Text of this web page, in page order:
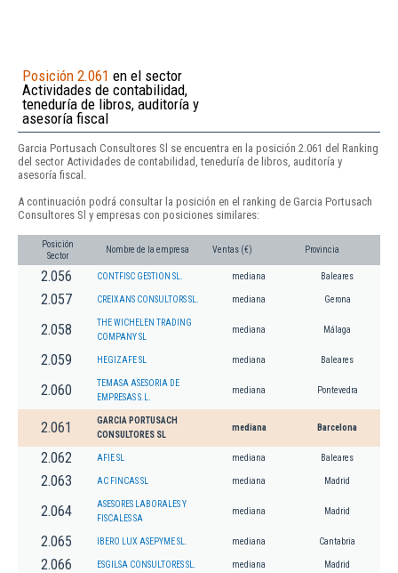
Posición 2.061 en el sector
Actividades de contabilidad,
teneduría de libros, auditoría y
asesoría fiscal
Garcia Portusach Consultores Sl se encuentra en la posición 2.061 del Ranking
del sector Actividades de contabilidad, teneduría de libros, auditoría y
asesoría fiscal.
A continuación podrá consultar la posición en el ranking de Garcia Portusach
Consultores Sl y empresas con posiciones similares:
Posición
Sector
Nombre de la empresa Ventas (€) Provincia
2.056 CONTFISC GESTION SL. mediana Baleares
2.057 CREIXANS CONSULTORS SL. mediana Gerona
2.058
THE WICHELEN TRADING
COMPANY SL
mediana Málaga
2.059 HEGIZAFE SL mediana Baleares
2.060
TEMASA ASESORIA DE
EMPRESAS S.L.
mediana Pontevedra
2.061
GARCIA PORTUSACH
CONSULTORES SL
mediana Barcelona
2.062 AFIE SL mediana Baleares
2.063 AC FINCAS SL mediana Madrid
2.064
ASESORES LABORALES Y
FISCALES SA
mediana Madrid
2.065 IBERO LUX ASEPYME SL. mediana Cantabria
2.066 ESGILSA CONSULTORES SL. mediana Madrid